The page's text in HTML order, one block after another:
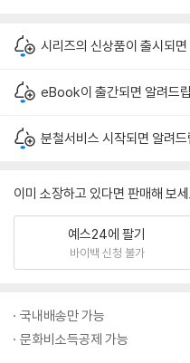
시리즈의 신상품이 출시되
eBook이 출간되면 알려드
분철서비스 시작되면 알려드
이미 소장하고 있다면 판매해 보
예스24에 팔기
바이백 신청 불가
국내배송만 가능
문화비소득공제 가능